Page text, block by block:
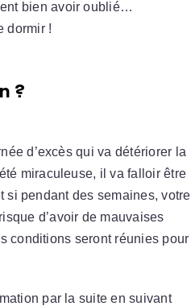
bien avoir oublié…
dormir !
?
d’excès qui va détériorer la
miraculeuse, il va falloir être
si pendant des semaines, votre
d’avoir de mauvaises
conditions seront réunies pour
par la suite en suivant